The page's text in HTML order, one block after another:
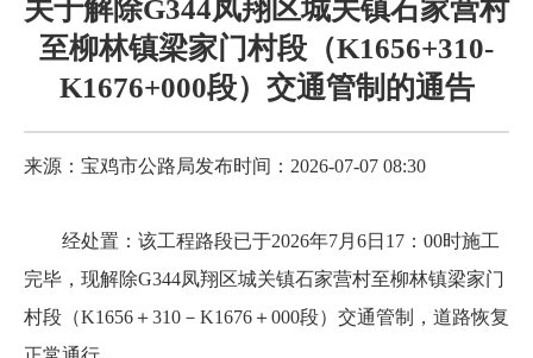
关于解除G344凤翔区城关镇石家营村
至柳林镇梁家门村段（K1656+310-
K1676+000段）交通管制的通告
来源：宝鸡市公路局发布时间：2026-07-07 08:30
经处置：该工程路段已于2026年7月6日17：00时施工
完毕，现解除G344凤翔区城关镇石家营村至柳林镇梁家门
村段（K1656＋310－K1676＋000段） 交通管制，道路恢复